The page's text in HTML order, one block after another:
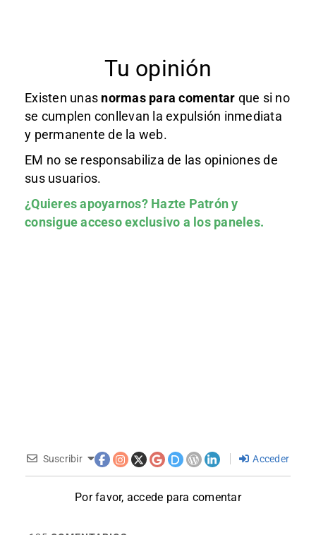
Tu opinión
Existen unas normas para comentar que si no
se cumplen conllevan la expulsión inmediata
y permanente de la web.
EM no se responsabiliza de las opiniones de
sus usuarios.
¿Quieres apoyarnos? Hazte Patróny
consigue acceso exclusivo a los paneles.
Suscribir Acceder
Por favor, accede para comentar